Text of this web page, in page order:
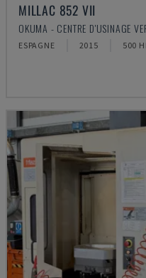
MILLAC 852 VII
OKUMA - CENTRE D'USINAGE
ESPAGNE 2015 500